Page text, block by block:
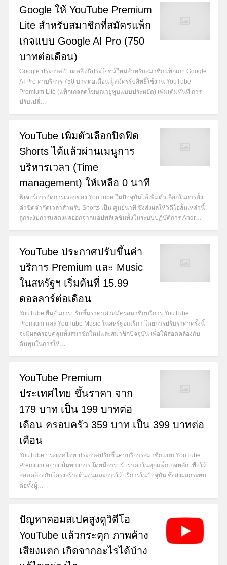
Google ให้ YouTube Premium
Lite สำหรับสมาชิกที่สมัครแพ็ก
เกจแบบ Google AI Pro (750
บาทต่อเดือน)
Google ประกาศอัปเดตสิทธิประโยชน์ใหม่สำหรับสมาชิกแพ็กเกจ Google
AI Pro ค่าบริการ 750 บาทต่อเดือน ผู้สมัครรับสิทธิ์ใช้งาน YouTube
Premium Lite (แพ็กเกจลดโฆษณายูทูบแบบประหยัด) เพิ่มเติมทันที การ
ปรับเปลี่…
YouTube เพิ่มตัวเลือกปิดฟีด
Shorts ได้แล้วผ่านเมนูการ
บริหารเวลา (Time
management) ให้เหลือ 0 นาที
ฟีเจอร์การจัดการเวลาของ YouTube ในปัจจุบันได้เพิ่มตัวเลือกในการตั้ง
ค่าขีดจำกัดเวลาสำหรับ Shorts เป็น ศูนย์นาที ซึ่งส่งผลให้วิดีโอสั้นเหล่านี้
ถูกระงับการแสดงผลออกจากแอปพลิเคชันทั้งในระบบปฏิบัติการ Andr…
YouTube ประกาศปรับขึ้นค่า
บริการ Premium และ Music
ในสหรัฐฯ เริ่มต้นที่ 15.99
ดอลลาร์ต่อเดือน
YouTube ยืนยันการปรับขึ้นราคาค่าสมัครสมาชิกบริการ YouTube
Premium และ YouTube Music ในสหรัฐอเมริกา โดยการปรับราคาครั้งนี้
จะมีผลครอบคลุมทั้งสมาชิกใหม่และสมาชิกปัจจุบัน เพื่อให้สอดคล้องกับ
ต้นทุนในการให้…
YouTube Premium
ประเทศไทย ขึ้นราคา จาก
179 บาท เป็น 199 บาทต่อ
เดือน ครอบครัว 359 บาท เป็น 399 บาทต่อ
เดือน
YouTube ประเทศไทย ประกาศปรับขึ้นค่าบริการสมาชิกแบบ YouTube
Premium อย่างเป็นทางการ โดยมีการปรับราคาในทุกแพ็กเกจหลัก เพื่อให้
สอดคล้องกับโครงสร้างต้นทุนและการให้บริการในปัจจุบัน ซึ่งส่งผลกระทบ
ต่อทั้งผู้…
ปัญหาคอมสเปคสูงดูวิดีโอ
YouTube แล้วกระตุก ภาพค้าง
เสียงแตก เกิดจากอะไรได้บ้าง